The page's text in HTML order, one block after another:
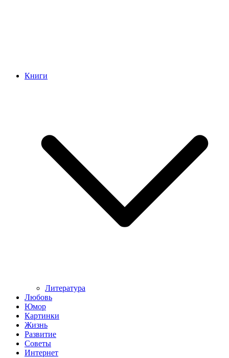
Книги
Литература
Любовь
Юмор
Картинки
Жизнь
Развитие
Советы
Интернет